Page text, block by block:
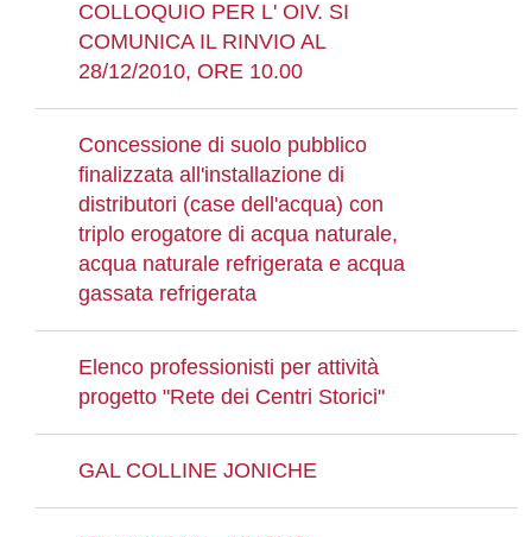
COLLOQUIO PER L' OIV. SI
COMUNICA IL RINVIO AL
28/12/2010, ORE 10.00
Concessione di suolo pubblico
finalizzata all'installazione di
distributori (case dell'acqua) con
triplo erogatore di acqua naturale,
acqua naturale refrigerata e acqua
gassata refrigerata
Elenco professionisti per attività
progetto "Rete dei Centri Storici"
GAL COLLINE JONICHE